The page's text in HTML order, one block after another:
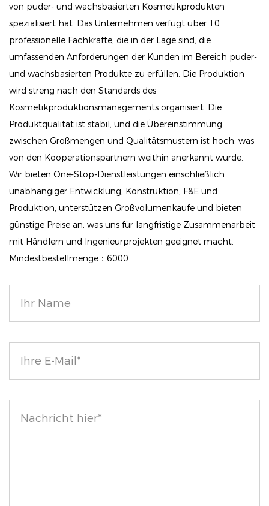
perfekten Looks, der Schweiß, Feuchtigkeit und
Reichhaltiges Pigment: Die intensive Farbabgabe
sorgt für eine auffällige Linie mit nur einem Auftrag.
Dieser Eyeliner bietet die Tiefe und Lebendigkeit, die
Sie sich für einen herausragenden Augenaufschlag
wünschen.
Vielseitig einsetzbar: Dieser Eyeliner eignet sich
sowohl für den Alltag als auch für besondere Anlässe
und lässt sich problemlos von einem dezenten
Tageslook zu einem kräftigen Abend-Look
verwandeln, was ihn zu einem Must-Have in Ihrer
Make-up-Sammlung macht.
Schnell trocknend: Dank der schnell trocknenden
Formel müssen Sie nicht lange warten, bevor Sie mit
Ihrer Make-up-Routine fortfahren. Nach dem
Auftragen härtet es schnell aus und bleibt intakt.
Erleben Sie das ultimative Augen-Make-up mit dem
Precision Felt Tip Waterproof Liquid Eyeliner –
Präzision trifft auf Leistung und sorgt für
atemberaubende Ergebnisse.
von puder- und wachsbasierten Kosmetikprodukten
spezialisiert hat. Das Unternehmen verfügt über 10
professionelle Fachkräfte, die in der Lage sind, die
umfassenden Anforderungen der Kunden im Bereich puder-
und wachsbasierten Produkte zu erfüllen. Die Produktion
wird streng nach den Standards des
Kosmetikproduktionsmanagements organisiert. Die
Produktqualität ist stabil, und die Übereinstimmung
zwischen Großmengen und Qualitätsmustern ist hoch, was
von den Kooperationspartnern weithin anerkannt wurde.
Wir bieten One-Stop-Dienstleistungen einschließlich
unabhängiger Entwicklung, Konstruktion, F&E und
Produktion, unterstützen Großvolumenkaufe und bieten
günstige Preise an, was uns für langfristige Zusammenarbeit
mit Händlern und Ingenieurprojekten geeignet macht.
Mindestbestellmenge：6000